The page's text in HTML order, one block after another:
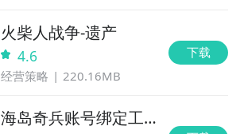
火柴人战争-遗产
4.6
经营策略 220.16MB
下载
海岛奇兵账号绑定工